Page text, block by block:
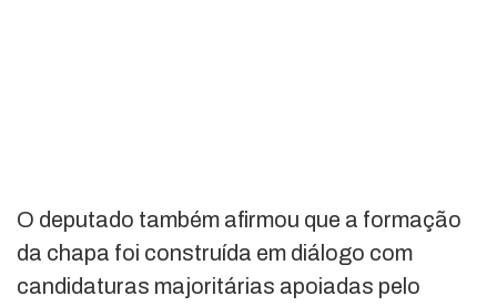
O deputado também afirmou que a formação
da chapa foi construída em diálogo com
candidaturas majoritárias apoiadas pelo